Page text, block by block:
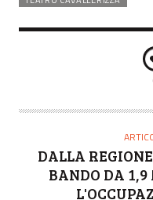
DALLA
BANDO DA